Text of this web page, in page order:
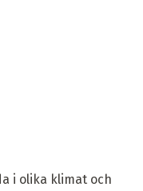
i olika klimat och